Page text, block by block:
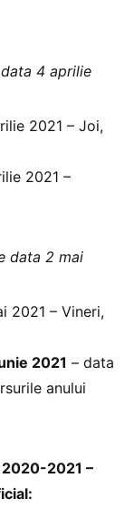
4 aprilie
– Joi,
2021 –
data 2 mai
– Vineri,
2021 – data
anului
2021 –